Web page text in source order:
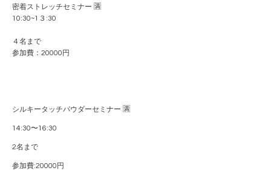
密着ストレッチセミナー 🈵
10:30~1３:30
４名まで
参加費：20000円
シルキータッチパウダーセミナー 🈵
14:30〜16:30
2名まで
参加費:20000円